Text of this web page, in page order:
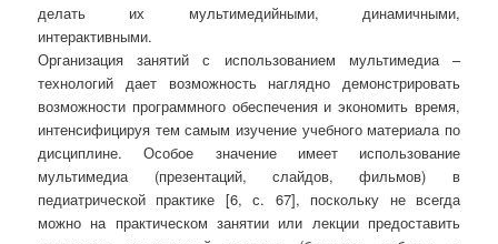
делать их мультимедийными, динамичными,
интерактивными.
Организация занятий с использованием мультимедиа –
технологий дает возможность наглядно демонстрировать
возможности программного обеспечения и экономить время,
интенсифицируя тем самым изучение учебного материала по
дисциплине. Особое значение имеет использование
мультимедиа (презентаций, слайдов, фильмов) в
педиатрической практике [6, с. 67], поскольку не всегда
можно на практическом занятии или лекции предоставить